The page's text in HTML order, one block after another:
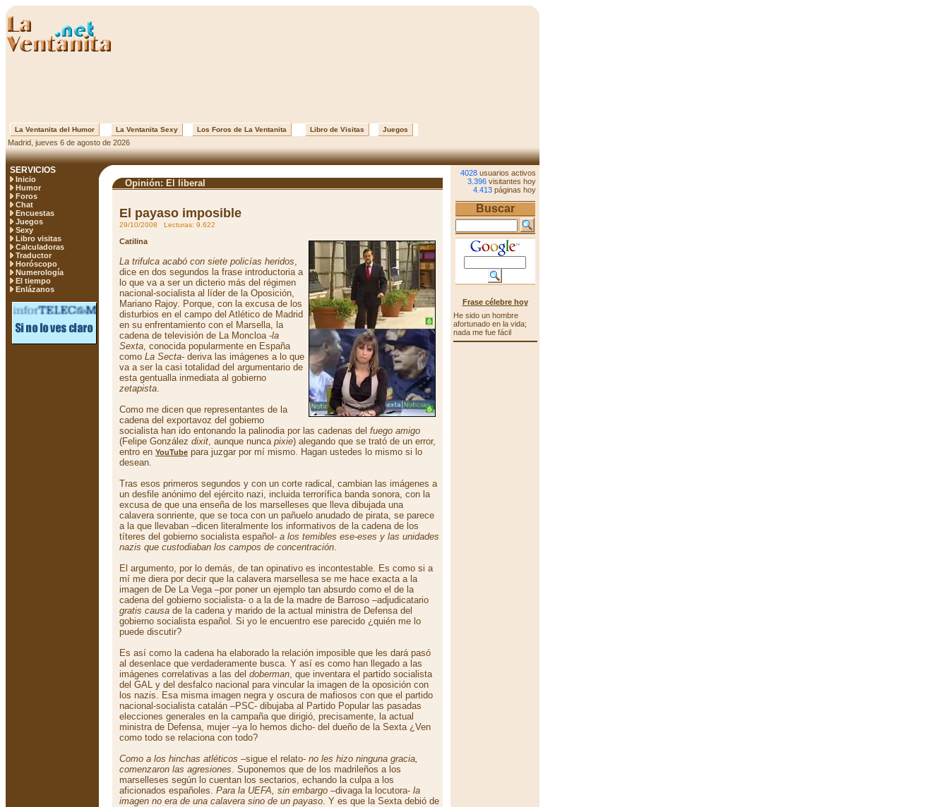
La Ventanita del Humor La Ventanita Sexy Los Foros de La Ventanita Libro de Visitas Juegos
Madrid, jueves 6 de agosto de 2026
SERVICIOS
Inicio
Humor
Foros
Chat
Encuestas
Juegos
Sexy
Libro visitas
Calculadoras
Traductor
Horóscopo
Numerología
El tiempo
Enlázanos
Opinión: El liberal
El payaso imposible
29/10/2008 Lecturas: 9.622
Catilina
La trifulca acabó con siete policías heridos,
dice en dos segundos la frase introductoria a
lo que va a ser un dicterio más del régimen
nacional-socialista al líder de la Oposición,
Mariano Rajoy. Porque, con la excusa de los
disturbios en el campo del Atlético de Madrid
en su enfrentamiento con el Marsella, la
cadena de televisión de La Moncloa -la
Sexta, conocida popularmente en España
como La Secta- deriva las imágenes a lo que
va a ser la casi totalidad del argumentario de
esta gentualla inmediata al gobierno
zetapista.
Como me dicen que representantes de la
cadena del exportavoz del gobierno
socialista han ido entonando la palinodia por las cadenas del fuego amigo
(Felipe González dixit, aunque nunca pixie) alegando que se trató de un error,
entro en YouTube para juzgar por mí mismo. Hagan ustedes lo mismo si lo
desean.
Tras esos primeros segundos y con un corte radical, cambian las imágenes a
un desfile anónimo del ejército nazi, incluida terrorífica banda sonora, con la
excusa de que una enseña de los marselleses que lleva dibujada una
calavera sonriente, que se toca con un pañuelo anudado de pirata, se parece
a la que llevaban –dicen literalmente los informativos de la cadena de los
títeres del gobierno socialista español- a los temibles ese-eses y las unidades
nazis que custodiaban los campos de concentración.
El argumento, por lo demás, de tan opinativo es incontestable. Es como si a
mí me diera por decir que la calavera marsellesa se me hace exacta a la
imagen de De La Vega –por poner un ejemplo tan absurdo como el de la
cadena del gobierno socialista- o a la de la madre de Barroso –adjudicatario
gratis causa de la cadena y marido de la actual ministra de Defensa del
gobierno socialista español. Si yo le encuentro ese parecido ¿quién me lo
puede discutir?
Es así como la cadena ha elaborado la relación imposible que les dará pasó
al desenlace que verdaderamente busca. Y así es como han llegado a las
imágenes correlativas a las del doberman, que inventara el partido socialista
del GAL y del desfalco nacional para vincular la imagen de la oposición con
los nazis. Esa misma imagen negra y oscura de mafiosos con que el partido
nacional-socialista catalán –PSC- dibujaba al Partido Popular las pasadas
elecciones generales en la campaña que dirigió, precisamente, la actual
ministra de Defensa, mujer –ya lo hemos dicho- del dueño de la Sexta ¿Ven
como todo se relaciona con todo?
Como a los hinchas atléticos –sigue el relato- no les hizo ninguna gracia,
comenzaron las agresiones. Suponemos que de los madrileños a los
marselleses según lo cuentan los sectarios, echando la culpa a los
aficionados españoles. Para la UEFA, sin embargo –divaga la locutora- la
imagen no era de una calavera sino de un payaso. Y es que la Sexta debió de
4028 usuarios activos
3.396 visitantes hoy
4.413 páginas hoy
Buscar
Frase célebre hoy
He sido un hombre
afortunado en la vida;
nada me fue fácil